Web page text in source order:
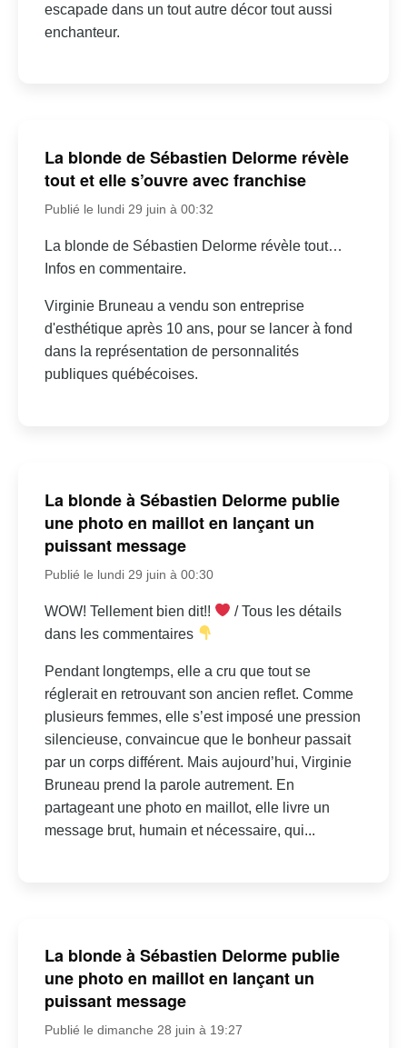
escapade dans un tout autre décor tout aussi
enchanteur.
La blonde de Sébastien Delorme révèle
tout et elle s’ouvre avec franchise
Publié le lundi 29 juin à 00:32
La blonde de Sébastien Delorme révèle tout…
Infos en commentaire.
Virginie Bruneau a vendu son entreprise
d'esthétique après 10 ans, pour se lancer à fond
dans la représentation de personnalités
publiques québécoises.
La blonde à Sébastien Delorme publie
une photo en maillot en lançant un
puissant message
Publié le lundi 29 juin à 00:30
WOW! Tellement bien dit!!
/ Tous les détails
dans les commentaires
Pendant longtemps, elle a cru que tout se
réglerait en retrouvant son ancien reflet. Comme
plusieurs femmes, elle s’est imposé une pression
silencieuse, convaincue que le bonheur passait
par un corps différent. Mais aujourd’hui, Virginie
Bruneau prend la parole autrement. En
partageant une photo en maillot, elle livre un
message brut, humain et nécessaire, qui...
La blonde à Sébastien Delorme publie
une photo en maillot en lançant un
puissant message
Publié le dimanche 28 juin à 19:27